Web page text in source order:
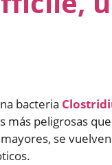
bacteria
más peligrosas
se